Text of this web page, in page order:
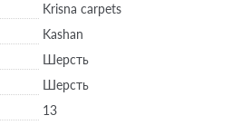
Krisna carpets
Kashan
Шерсть
Шерсть
13